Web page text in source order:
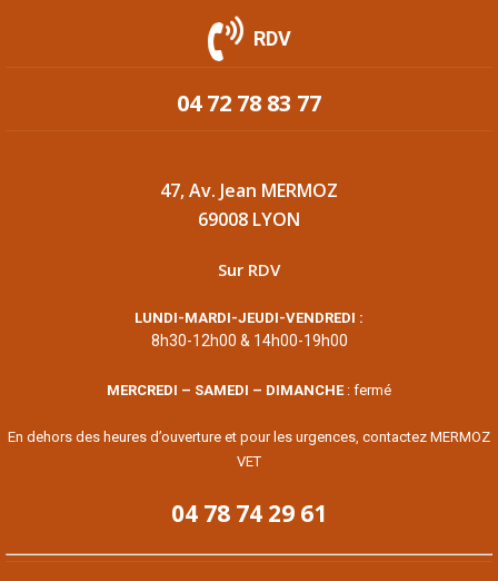
RDV
04 72 78 83 77
47, Av. Jean MERMOZ
69008 LYON
Sur RDV
LUNDI-MARDI-JEUDI-VENDREDI :
8h30-12h00 & 14h00-19h00
MERCREDI – SAMEDI – DIMANCHE : fermé
En dehors des heures d’ouverture et pour les urgences, contactez MERMOZ
VET
04 78 74 29 61